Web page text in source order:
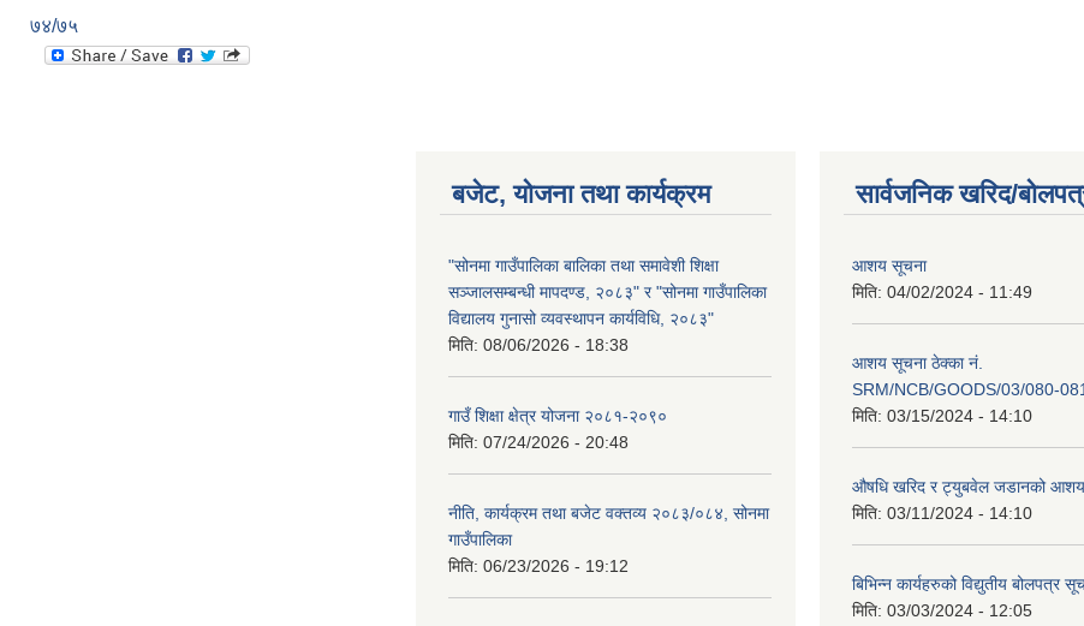
७४/७५
बजेट, योजना तथा कार्यक्रम
"सोनमा गाउँपालिका बालिका तथा समावेशी शिक्षा
सञ्जालसम्बन्धी मापदण्ड, २०८३" र "सोनमा गाउँपालिका
विद्यालय गुनासो व्यवस्थापन कार्यविधि, २०८३"
मिति: 08/06/2026 - 18:38
गाउँ शिक्षा क्षेत्र योजना २०८१-२०९०
मिति: 07/24/2026 - 20:48
नीति, कार्यक्रम तथा बजेट वक्तव्य २०८३/०८४, सोनमा
गाउँपालिका
मिति: 06/23/2026 - 19:12
सार्वजनिक खरिद/
आशय सूचना
मिति: 04/02/2024 - 11:49
आशय सूचना ठेक्का नं.
SRM/NCB/GOODS/03/080-081
मिति: 03/15/2024 - 14:10
औषधि खरिद र ट्युबवेल जडानको
मिति: 03/11/2024 - 14:10
बिभिन्न कार्यहरुको विद्युतीय बोलपत्र
मिति: 03/03/2024 - 12:05